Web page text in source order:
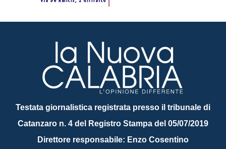
Testata giornalistica registrata presso il tribunale di
Catanzaro n. 4 del Registro Stampa del 05/07/2019
Direttore responsabile: Enzo Cosentino